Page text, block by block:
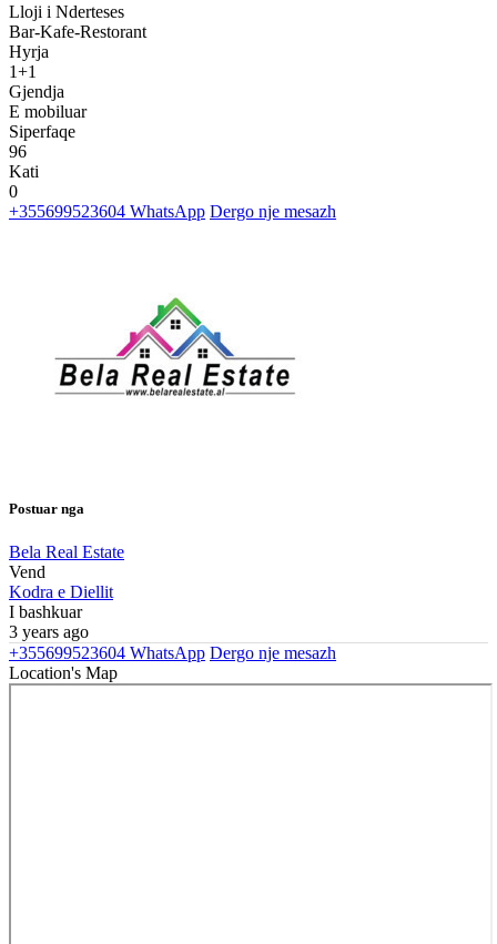
Lloji i Nderteses
Bar-Kafe-Restorant
Hyrja
1+1
Gjendja
E mobiluar
Siperfaqe
96
Kati
0
+355699523604 WhatsApp Dergo nje mesazh
Postuar nga
Bela Real Estate
Vend
Kodra e Diellit
I bashkuar
3 years ago
+355699523604 WhatsApp Dergo nje mesazh
Location's Map